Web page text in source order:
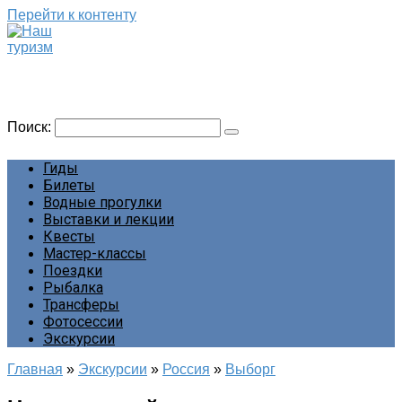
Перейти к контенту
Поиск:
Гиды
Билеты
Водные прогулки
Выставки и лекции
Квесты
Мастер-классы
Поездки
Рыбалка
Трансферы
Фотосессии
Экскурсии
Главная » Экскурсии » Россия » Выборг